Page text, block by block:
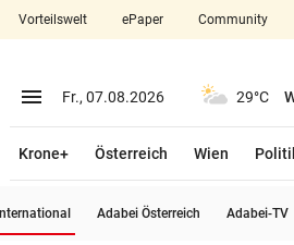
closeSchließen
arrow_right
Vorteilswelt ePaper Community
menu Menü aufklappen
Fr., 07.08.2026 29°C
Krone+ Österreich Wien
Adabei Österreich Adabei-TV